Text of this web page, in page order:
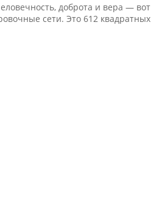
доброта и вера — вот
сети. Это 612 квадратных